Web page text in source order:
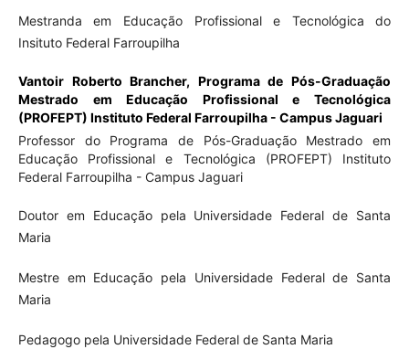
Mestranda em Educação Profissional e Tecnológica do
Insituto Federal Farroupilha
Vantoir Roberto Brancher, Programa de Pós-Graduação
Mestrado em Educação Profissional e Tecnológica
(PROFEPT) Instituto Federal Farroupilha - Campus Jaguari
Professor do Programa de Pós-Graduação Mestrado em
Educação Profissional e Tecnológica (PROFEPT) Instituto
Federal Farroupilha - Campus Jaguari
Doutor em Educação pela Universidade Federal de Santa
Maria
Mestre em Educação pela Universidade Federal de Santa
Maria
Pedagogo pela Universidade Federal de Santa Maria